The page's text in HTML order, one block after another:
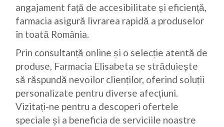
angajament față de accesibilitate și eficiență,
farmacia asigură livrarea rapidă a produselor
în toată România.
Prin consultanță online și o selecție atentă de
produse, Farmacia Elisabeta se străduiește
să răspundă nevoilor clienților, oferind soluții
personalizate pentru diverse afecțiuni.
Vizitați-ne pentru a descoperi ofertele
speciale și a beneficia de serviciile noastre